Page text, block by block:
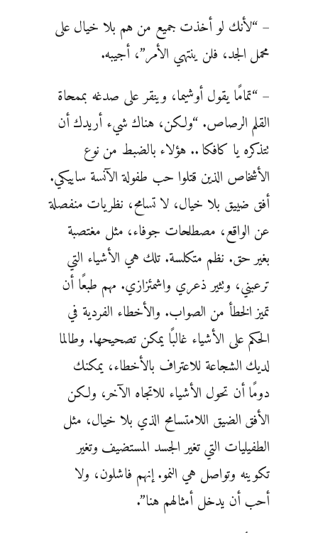
– “لأنك لو أخذت جميع من هم بلا خيال على
محمل الجد، فلن ينتهي الأمر”، أجيبه.
– “تمامًا يقول أوشيما، وينقر على صدغه بممحاة
القلم الرصاص. “ولكن، هناك شيء أريدك أن
تتذكره يا كافكا .. هؤلاء بالضبط من نوع
الأشخاص الذين قتلوا حب طفولة الآنسة ساييكي.
أفق ضييق بلا خيال، لا تسامح، نظريات منفصلة
عن الواقع، مصطلحات جوفاء، مثل مغتصبة
بغير حق. نظم متكلسة. تلك هي الأشياء التي
ترعبني، وتثير ذعري واشمئزازي. مهم طبعًا أن
تميز الخطأ من الصواب. والأخطاء الفردية في
الحكم على الأشياء غالبًا يمكن تصحيحها. وطالما
لديك الشجاعة للاعتراف بالأخطاء، يمكنك
دومًا أن تحول الأشياء للاتجاه الآخر، ولكن
الأفق الضيق اللامتسامح الذي بلا خيال، مثل
الطفيليات التي تغير الجسد المستضيف وتغير
تكوينه وتواصل هي النمو. إنهم فاشلون، ولا
أحب أن يدخل أمثالهم هنا”.